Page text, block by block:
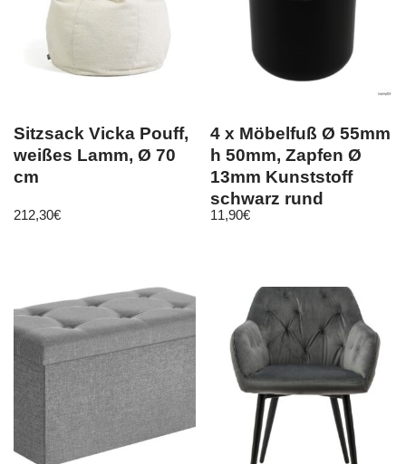
Sitzsack Vicka Pouff,
weißes Lamm, Ø 70
cm
212,30€
4 x Möbelfuß Ø 55mm
h 50mm, Zapfen Ø
13mm Kunststoff
schwarz rund
Möbelgleiter
11,90€